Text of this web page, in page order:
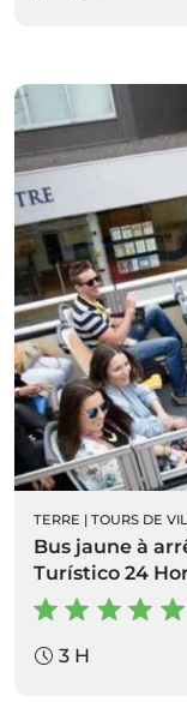
TERRE | TOURS DE
Bus jaune à
Turístico 24
3 H